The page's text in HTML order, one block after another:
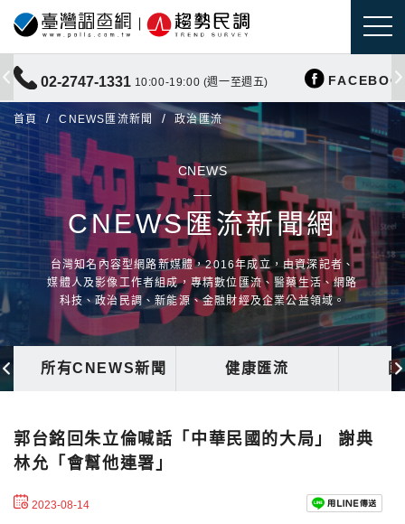
02-2747-1331 10:00-19:00 (週一至週五)
首頁 CNEWS匯流新聞 政治匯流
CNEWS
CNEWS匯流新聞網
台灣知名內容型網路新媒體，2016年成立，由資深記者、
媒體人及影像工作者組成，專精數位匯流、醫藥生活、網路
科技、政治民調、新能源、金融財經及企業公益領域。
所有CNEWS新聞 健康匯流
郭台銘回朱立倫喊話「中華民國的大局」 謝典
林允「會幫他連署」
2023-08-14